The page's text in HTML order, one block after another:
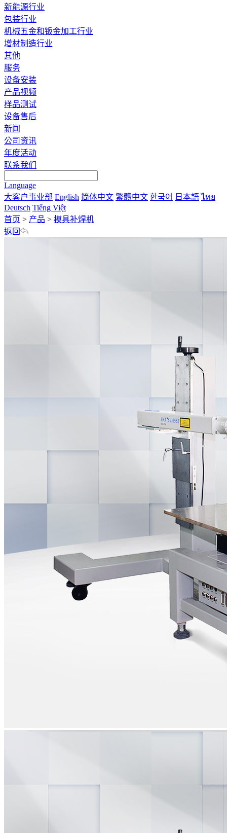
新能源行业
包装行业
机械五金和钣金加工行业
增材制造行业
其他
服务
设备安装
产品视频
样品测试
设备售后
新闻
公司资讯
年度活动
联系我们
Language
大客户事业部 English 简体中文 繁體中文 한국어 日本語 ไทย
Deutsch Tiếng Việt
首页 > 产品 > 模具补焊机
返回